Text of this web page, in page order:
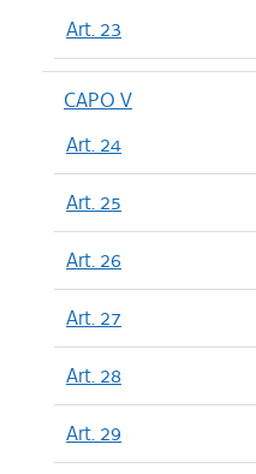
Art. 23
CAPO V
Art. 24
Art. 25
Art. 26
Art. 27
Art. 28
Art. 29